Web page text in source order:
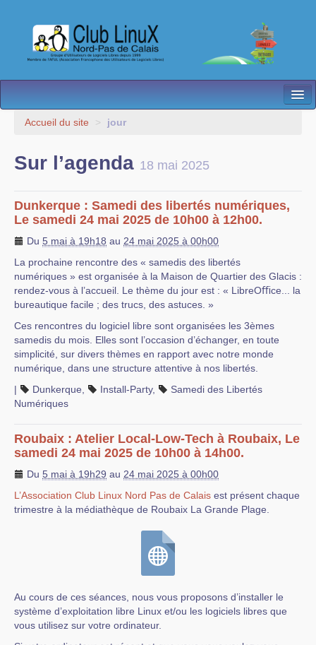
L’Association
Besoin d’Aide ?
Contact
Espace membres
Accueil du site > jour
Sur l’agenda 18 mai 2025
Dunkerque : Samedi des libertés numériques,
Le samedi 24 mai 2025 de 10h00 à 12h00.
Du 5 mai à 19h18 au 24 mai 2025 à 00h00
La prochaine rencontre des « samedis des libertés
numériques » est organisée à la Maison de Quartier des Glacis :
rendez-vous à l’accueil. Le thème du jour est : « LibreOﬃce... la
bureautique facile ; des trucs, des astuces. »
Ces rencontres du logiciel libre sont organisées les 3èmes
samedis du mois. Elles sont l’occasion d’échanger, en toute
simplicité, sur divers thèmes en rapport avec notre monde
numérique, dans une structure attentive à nos libertés.
|
Dunkerque Install-Party,
Samedi des Libertés
Numériques
Roubaix : Atelier Local-Low-Tech à Roubaix, Le
samedi 24 mai 2025 de 10h00 à 14h00.
Du 5 mai à 19h29 au 24 mai 2025 à 00h00
L’Association Club Linux Nord Pas de Calais est présent chaque
trimestre à la médiathèque de Roubaix La Grande Plage.
Au cours de ces séances, nous vous proposons d’installer le
système d’exploitation libre Linux et/ou les logiciels libres que
vous utilisez sur votre ordinateur.